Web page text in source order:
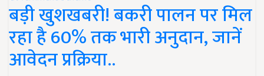
बड़ी खुशखबरी! बकरी पालन पर मिल
रहा है 60% तक भारी अनुदान, जानें
आवेदन प्रक्रिया..